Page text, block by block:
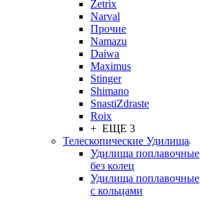
Zetrix
Narval
Прочие
Namazu
Daiwa
Maximus
Stinger
Shimano
SnastiZdraste
Roix
+ ЕЩЕ 3
Телескопические Удилища
Удилища поплавочные
без колец
Удилища поплавочные
с кольцами